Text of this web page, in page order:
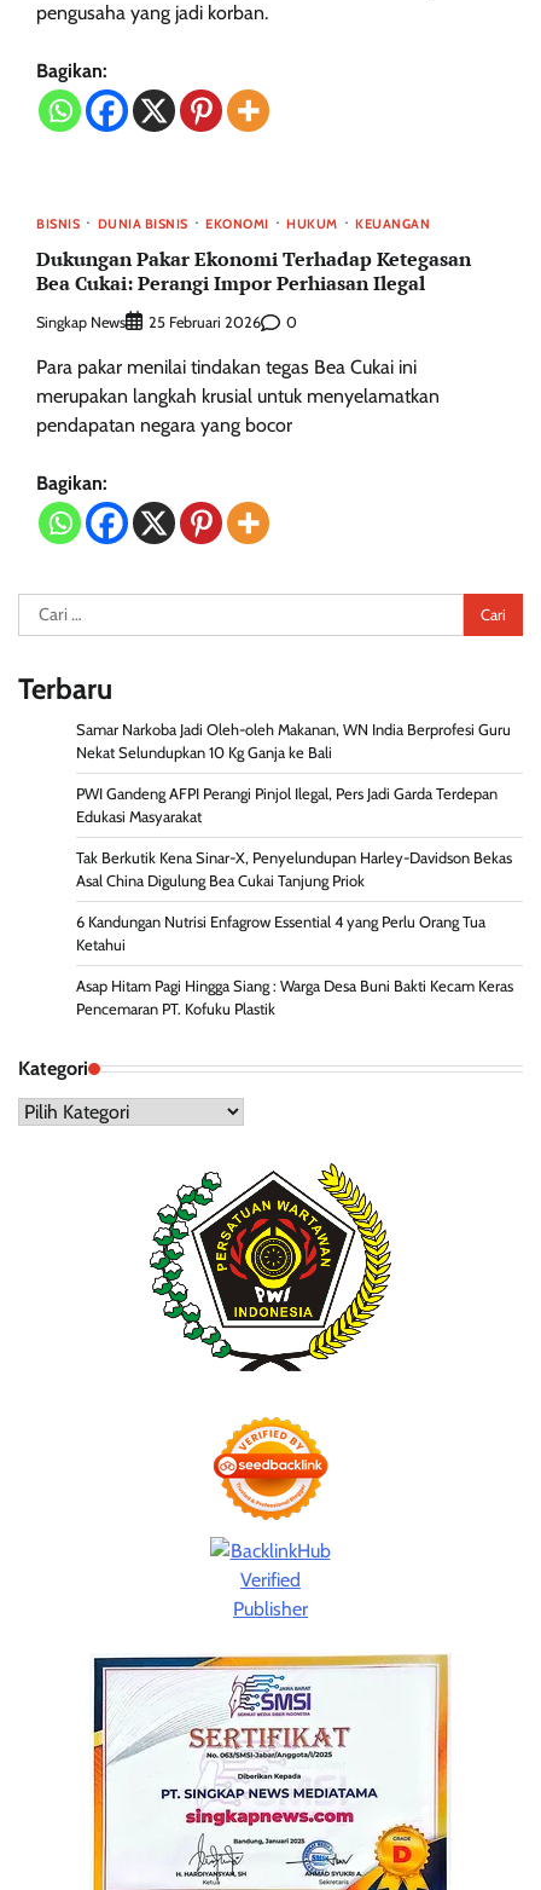
pengusaha yang jadi korban.
Bagikan:
BISNIS DUNIA BISNIS EKONOMI HUKUM KEUANGAN
Dukungan Pakar Ekonomi Terhadap Ketegasan
Bea Cukai: Perangi Impor Perhiasan Ilegal
Singkap News 25 Februari 2026 0
Para pakar menilai tindakan tegas Bea Cukai ini
merupakan langkah krusial untuk menyelamatkan
pendapatan negara yang bocor
Bagikan:
Cari
untuk:
Terbaru
Samar Narkoba Jadi Oleh-oleh Makanan, WN India Berprofesi Guru
Nekat Selundupkan 10 Kg Ganja ke Bali
PWI Gandeng AFPI Perangi Pinjol Ilegal, Pers Jadi Garda Terdepan
Edukasi Masyarakat
Tak Berkutik Kena Sinar-X, Penyelundupan Harley-Davidson Bekas
Asal China Digulung Bea Cukai Tanjung Priok
6 Kandungan Nutrisi Enfagrow Essential 4 yang Perlu Orang Tua
Ketahui
Asap Hitam Pagi Hingga Siang : Warga Desa Buni Bakti Kecam Keras
Pencemaran PT. Kofuku Plastik
Kategori
Kategori